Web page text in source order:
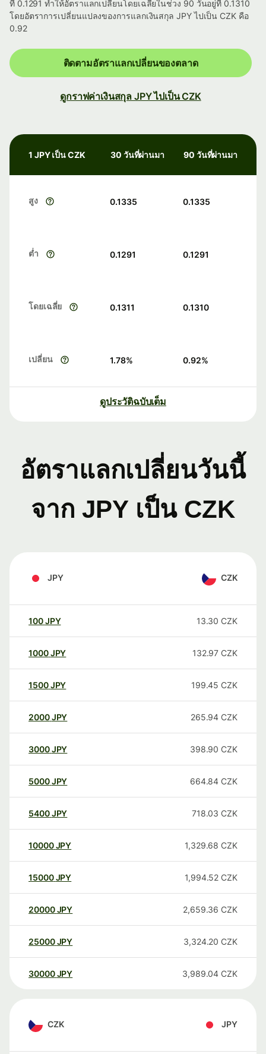
ที่ 0.1291 ทำให้อัตราแลกเปลี่ยนโดยเฉลี่ยในช่วง 90 วันอยู่ที่ 0.1310
โดยอัตราการเปลี่ยนแปลงของการแลกเงินสกุล JPY ไปเป็น CZK คือ
0.92
ติดตามอัตราแลกเปลี่ยนของตลาด
ดูกราฟค่าเงินสกุล JPY ไปเป็น CZK
1 JPY เป็น CZK 30 วันที่ผ่านมา 90 วันที่ผ่านมา
สูง 0.1335 0.1335
ต่ำ 0.1291 0.1291
โดยเฉลี่ย 0.1311 0.1310
เปลี่ยน 1.78% 0.92%
ดูประวัติฉบับเต็ม
อัตราแลกเปลี่ยนวันนี้
จาก JPY เป็น CZK
JPY CZK
100JPY 13.30 CZK
1000JPY 132.97 CZK
1500JPY 199.45 CZK
2000JPY 265.94 CZK
3000JPY 398.90 CZK
5000JPY 664.84 CZK
5400JPY 718.03 CZK
10000 JPY 1,329.68 CZK
15000 JPY 1,994.52 CZK
20000 JPY 2,659.36 CZK
25000 JPY 3,324.20 CZK
30000 JPY 3,989.04 CZK
CZK JPY